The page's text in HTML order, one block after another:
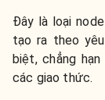
Đây là loại
tạo ra theo
biệt, chẳng
các giao thức.